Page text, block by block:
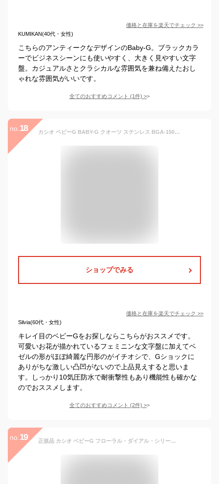
価格と在庫を楽天でチェック >>
KUMIKAN(40代・女性)
こちらのアンティークなデザインのBaby-G。ブラックカラ
ーでビジネスシーンにも使いやすく、大きく見やすい文字
盤。カジュアルさとクラシカルな雰囲気を兼ね備えたおし
ゃれな雰囲気がいいです。
全てのおすすめコメント (1件) >
no. 18 カシオ ベビーG BABY-G クオーツ ステンレス BGA-150FL-1AJF レディース BGA150FL1AJF【あす楽】
ショップでみる
価格と在庫を楽天でチェック >>
Silvia(60代・女性)
キレイ目のベビーGをお探しならこちらがおススメです。
可愛いお花が描かれているフェミニンな文字盤に加えてベ
ゼルの形がほぼ綺麗な円形のがイチオシで、Gショックに
ありがちな激しい凸凹がないので上品見えすると思いま
す。しっかり10気圧防水で耐衝撃性もあり機能性も確かな
のでおススメします。
全てのおすすめコメント (2件) >
no. 19 正規品 カシオ ベビーG フローラル・ダイアル・シリーズ ブラック BGA-150FL-1AJF CASIO BABY-G Floral Dial Series デジアナデジタル＆アナログ コンビネーション ラウンド 黒 レディース レディス 腕時計 （BGA150FL1AJF） 【あす楽】